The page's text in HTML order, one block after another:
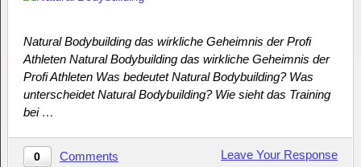
Natural Bodybuilding das wirkliche Geheimnis der Profi
Athleten Natural Bodybuilding das wirkliche Geheimnis der
Profi Athleten Was bedeutet Natural Bodybuilding? Was
unterscheidet Natural Bodybuilding? Wie sieht das Training
bei …
0 Comments Leave Your Response